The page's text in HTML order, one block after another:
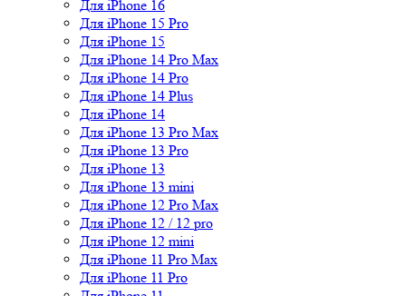
Для iPhone 16
Для iPhone 15 Pro
Для iPhone 15
Для iPhone 14 Pro Max
Для iPhone 14 Pro
Для iPhone 14 Plus
Для iPhone 14
Для iPhone 13 Pro Max
Для iPhone 13 Pro
Для iPhone 13
Для iPhone 13 mini
Для iPhone 12 Pro Max
Для iPhone 12 / 12 pro
Для iPhone 12 mini
Для iPhone 11 Pro Max
Для iPhone 11 Pro